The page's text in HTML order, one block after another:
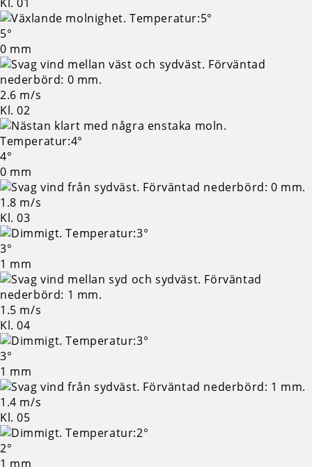
Kl. 01
5°
0 mm
2.6 m/s
Kl. 02
4°
0 mm
1.8 m/s
Kl. 03
3°
1 mm
1.5 m/s
Kl. 04
3°
1 mm
1.4 m/s
Kl. 05
2°
1 mm